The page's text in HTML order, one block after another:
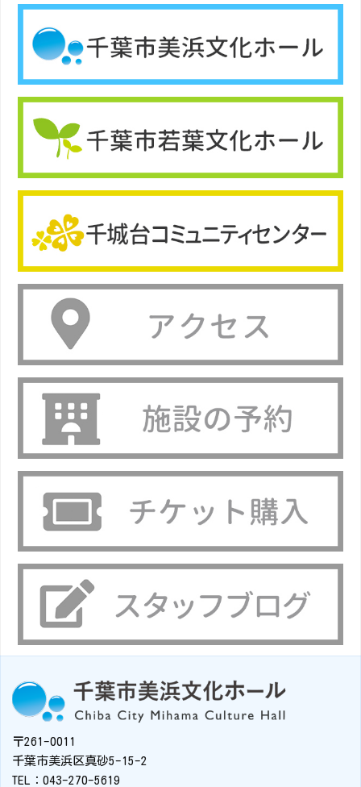
〒261-0011
千葉市美浜区真砂5-15-2
TEL：043-270-5619